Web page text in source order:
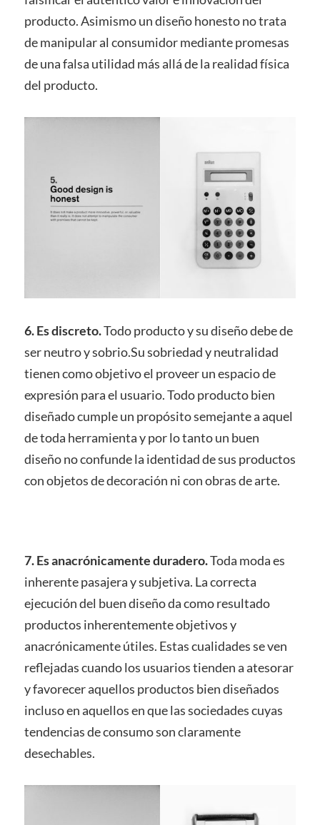
producto. Asimismo un diseño honesto no trata
de manipular al consumidor mediante promesas
de una falsa utilidad más allá de la realidad física
del producto.
6. Es discreto.Todo producto y su diseño debe de
ser neutro y sobrio.Su sobriedad y neutralidad
tienen como objetivo el proveer un espacio de
expresión para el usuario. Todo producto bien
diseñado cumple un propósito semejante a aquel
de toda herramienta y por lo tanto un buen
diseño no confunde la identidad de sus productos
con objetos de decoración ni con obras de arte.
7. Es anacrónicamente duradero.Toda moda es
inherente pasajera y subjetiva. La correcta
ejecución del buen diseño da como resultado
productos inherentemente objetivos y
anacrónicamente útiles. Estas cualidades se ven
reflejadas cuando los usuarios tienden a atesorar
y favorecer aquellos productos bien diseñados
incluso en aquellos en que las sociedades cuyas
tendencias de consumo son claramente
desechables.